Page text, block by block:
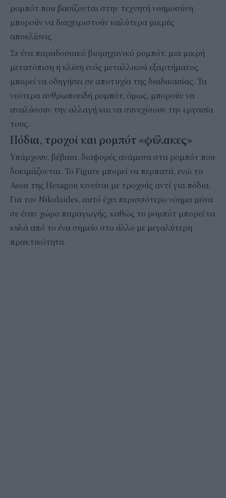
ρομπότ που βασίζονται στην τεχνητή νοημοσύνη
μπορούν να διαχειριστούν καλύτερα μικρές
αποκλίσεις.
Σε ένα παραδοσιακό βιομηχανικό ρομπότ, μια μικρή
μετατόπιση ή κλίση ενός μεταλλικού εξαρτήματος
μπορεί να οδηγήσει σε αποτυχία της διαδικασίας. Τα
νεότερα ανθρωποειδή ρομπότ, όμως, μπορούν να
αναλύσουν την αλλαγή και να συνεχίσουν την εργασία
τους.
Πόδια, τροχοί και ρομπότ «φύλακες»
Υπάρχουν, βέβαια, διαφορές ανάμεσα στα ρομπότ που
δοκιμάζονται. Το Figure μπορεί να περπατά, ενώ το
Aeon της Hexagon κινείται με τροχούς αντί για πόδια.
Για τον Nikolaides, αυτό έχει περισσότερο νόημα μέσα
σε έναν χώρο παραγωγής, καθώς το ρομπότ μπορεί να
κυλά από το ένα σημείο στο άλλο με μεγαλύτερη
πρακτικότητα.